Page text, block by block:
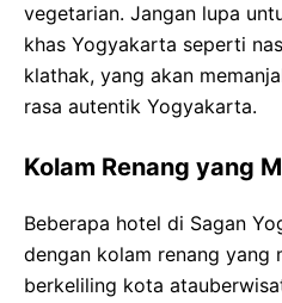
vegetarian. Jangan lupa
khas Yogyakarta seperti
klathak, yang akan
rasa autentik Yogyakarta.
Kolam Renang yang
Beberapa hotel di Sagan
dengan kolam renang yang
berkeliling kota